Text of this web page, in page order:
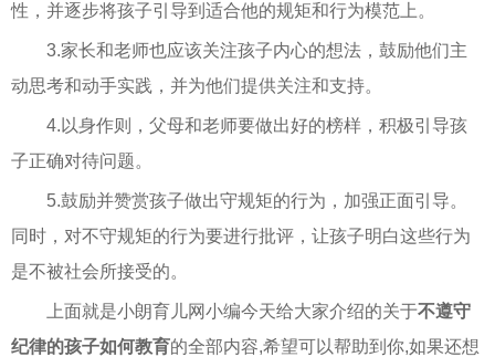
性，并逐步将孩子引导到适合他的规矩和行为模范上。
3.家长和老师也应该关注孩子内心的想法，鼓励他们主
动思考和动手实践，并为他们提供关注和支持。
4.以身作则，父母和老师要做出好的榜样，积极引导孩
子正确对待问题。
5.鼓励并赞赏孩子做出守规矩的行为，加强正面引导。
同时，对不守规矩的行为要进行批评，让孩子明白这些行为
是不被社会所接受的。
上面就是小朗育儿网小编今天给大家介绍的关于不遵守
纪律的孩子如何教育的全部内容,希望可以帮助到你,如果还想